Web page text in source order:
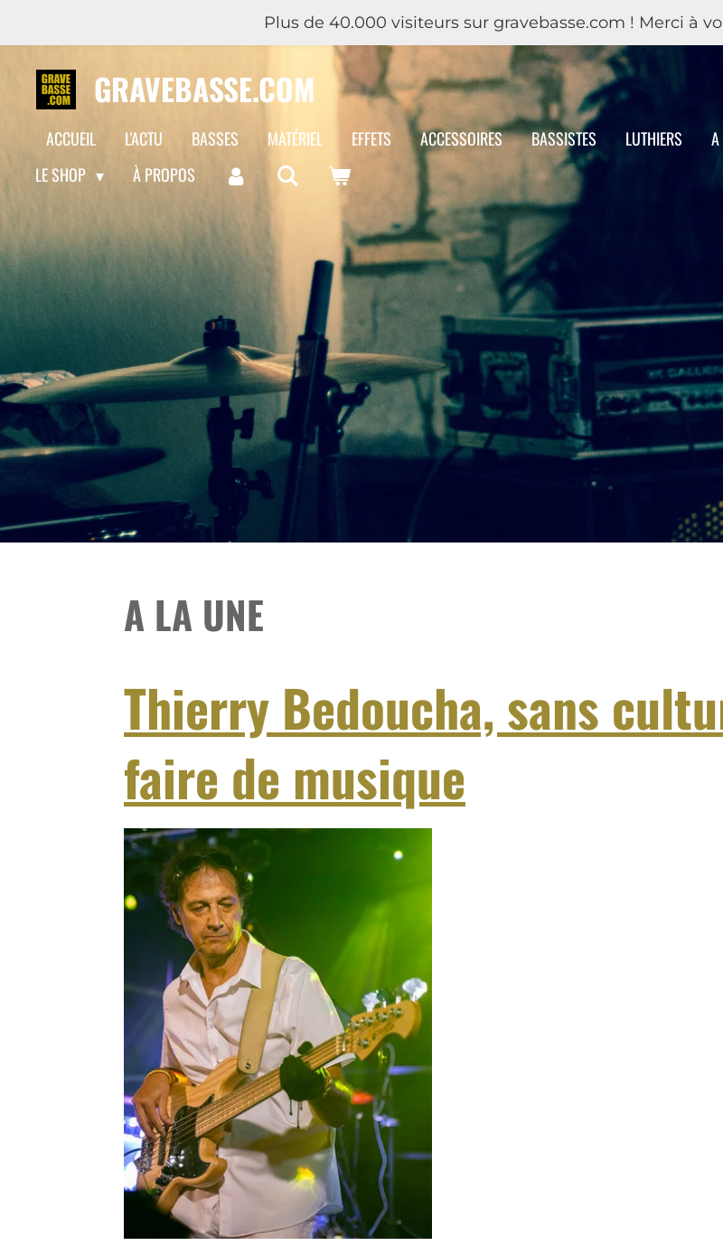
contenu
principal
Plus de 40.000 visiteurs sur gravebasse.com ! Merci à
GRAVEBASSE.COM
ACCUEIL L'ACTU BASSES MATÉRIEL EFFETS ACCESSOIRES BASSISTES LUTHIERS A
LE SHOP
À PROPOS
A LA UNE
Thierry Bedoucha, sans
faire de musique